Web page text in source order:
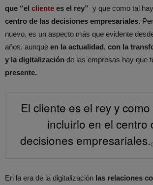
que “el cliente es el rey” y que como tal
centro de las decisiones empresariales.
nuevo, es un aspecto más que evidente
años, aunque en la actualidad, con la
y la digitalización de las empresas hay que
presente.
El cliente es el rey y
incluirlo en el centro
decisiones empresariales.
En la era de la digitalización las relaciones